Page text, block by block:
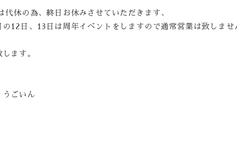
休の為、終日お休みさせていただきます、
の12日、13日は周年イベントをしますので通常営業は致しませ
ます。
ごいん